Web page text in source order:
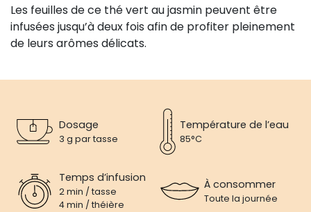
Les feuilles de ce thé vert au jasmin peuvent être
infusées jusqu’à deux fois afin de profiter pleinement
de leurs arômes délicats.
Dosage
3 g par tasse
Température de l’eau
85°C
Temps d’infusion
2 min / tasse
4 min / théière
À consommer
Toute la journée